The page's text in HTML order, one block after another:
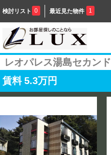
検討リスト 0 最近見た物件 1
レオパレス湯島セカンド
賃料 5.3万円